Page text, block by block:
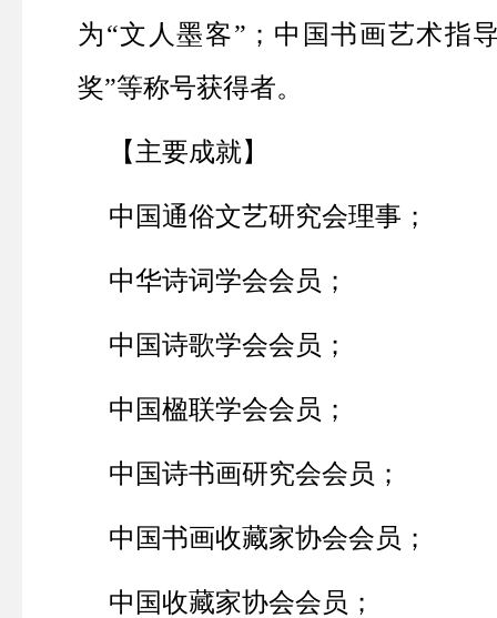
为“文人墨客”；中国书画艺术指
奖”等称号获得者。
【主要成就】
中国通俗文艺研究会理事；
中华诗词学会会员；
中国诗歌学会会员；
中国楹联学会会员；
中国诗书画研究会会员；
中国书画收藏家协会会员；
中国收藏家协会会员；